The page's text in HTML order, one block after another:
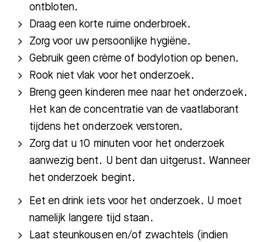
ontbloten.
Draag een korte ruime onderbroek.
Zorg voor uw persoonlijke hygiëne.
Gebruik geen crème of bodylotion op benen.
Rook niet vlak voor het onderzoek.
Breng geen kinderen mee naar het onderzoek.
Het kan de concentratie van de vaatlaborant
tijdens het onderzoek verstoren.
Zorg dat u 10 minuten voor het onderzoek
aanwezig bent. U bent dan uitgerust. Wanneer
het onderzoek begint.
Eet en drink iets voor het onderzoek. U moet
namelijk langere tijd staan.
Laat steunkousen en/of zwachtels (indien